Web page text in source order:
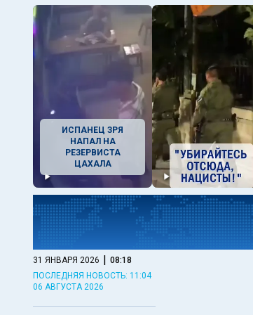
ИСПАНЕЦ ЗРЯ
НАПАЛ НА
РЕЗЕРВИСТА
ЦАХАЛА
31 ЯНВАРЯ 2026 | 08:18
ПОСЛЕДНЯЯ НОВОСТЬ: 11:04
06 АВГУСТА 2026